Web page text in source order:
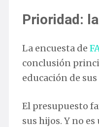
Prioridad:
La encuesta de
conclusión
educación de
El presupuesto
sus hijos. Y no